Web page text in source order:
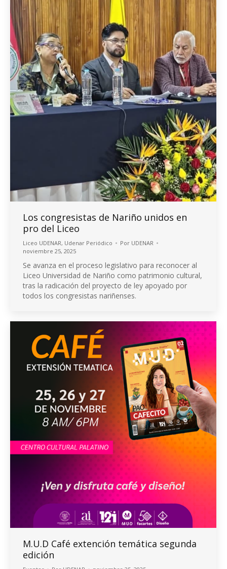
Los congresistas de Nariño unidos en
pro del Liceo
Liceo UDENAR, Udenar Periódico Por UDENAR
noviembre 25, 2025
Se avanza en el proceso legislativo para reconocer al
Liceo Universidad de Nariño como patrimonio cultural,
tras la radicación del proyecto de ley apoyado por
todos los congresistas nariñenses.
M.U.D Café extención temática segunda
edición